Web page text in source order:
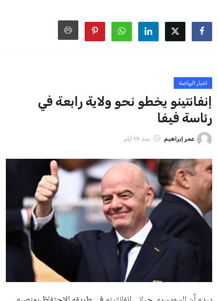
ايوا مصر
الاخبار الشائعة
إنفانتينو يخطو نحو ولاية رابعة في رئاسة فيفا
عمر إبراهيم
مستثمر هندي بريطاني يسعى لامتلاك حصة
عمر إبراهيم 22 يوليو 2026